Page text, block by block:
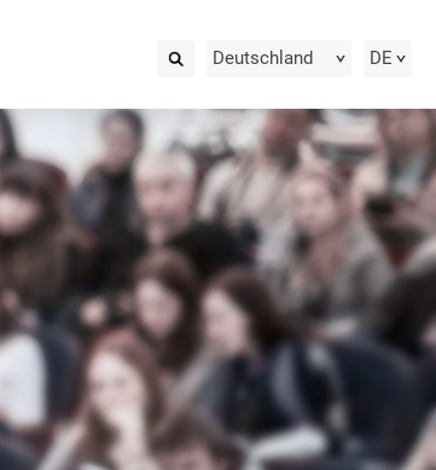
Deutschland DE